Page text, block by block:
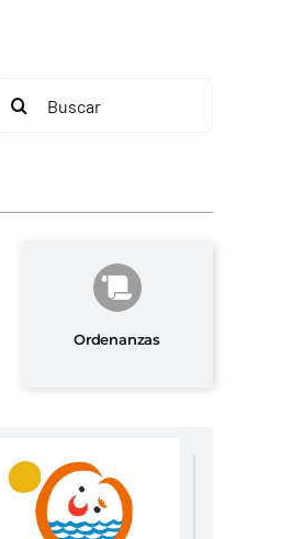
Buscar:
Ordenanzas